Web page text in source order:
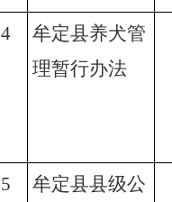
4
牟定县养犬管
理暂行办法
5 牟定县县级公